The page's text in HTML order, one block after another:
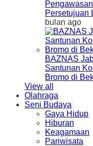
Persetujuan
bulan ago
BAZNAS
Santunan
Bromo di
View all
Olahraga
Seni Budaya
Gaya Hidup
Hiburan
Keagamaan
Pariwisata